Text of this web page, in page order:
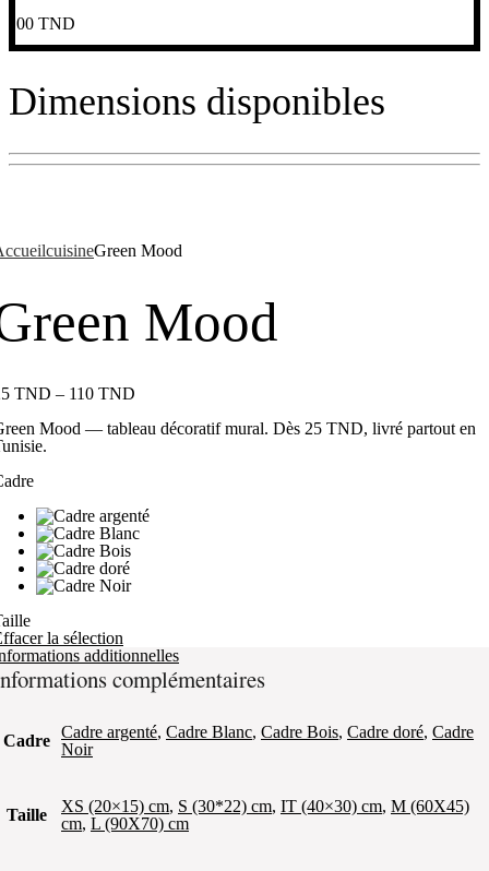
00 TND
Dimensions disponibles
cuisineGreen Mood
Mood
TND – 110 TND
Mood — tableau décoratif mural. Dès 25 TND, livré partout en
la sélection
additionnelles
complémentaires
Cadre Cadre argenté, Cadre Blanc, Cadre Bois, Cadre doré, Cadre
Noir
Taille XS (20×15) cm, S (30*22) cm, IT (40×30) cm, M (60X45)
cm, L (90X70) cm